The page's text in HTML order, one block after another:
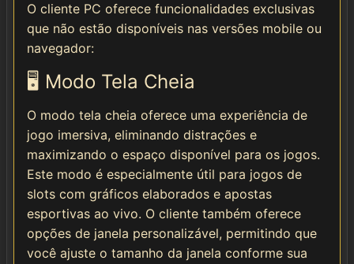
O cliente PC oferece funcionalidades exclusivas
que não estão disponíveis nas versões mobile ou
navegador:
🖥️ Modo Tela Cheia
O modo tela cheia oferece uma experiência de
jogo imersiva, eliminando distrações e
maximizando o espaço disponível para os jogos.
Este modo é especialmente útil para jogos de
slots com gráficos elaborados e apostas
esportivas ao vivo. O cliente também oferece
opções de janela personalizável, permitindo que
você ajuste o tamanho da janela conforme sua